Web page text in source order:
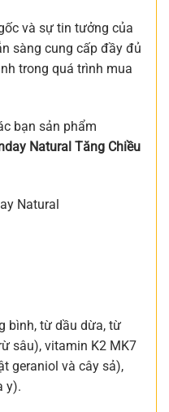
và sự tin tưởng của
sàng cung cấp đầy đủ
trong quá trình mua
bạn sản phẩm
Natural Tăng Chiều
Natural
bình, từ dầu dừa, từ
sâu), vitamin K2 MK7
geraniol và cây sả),
y).